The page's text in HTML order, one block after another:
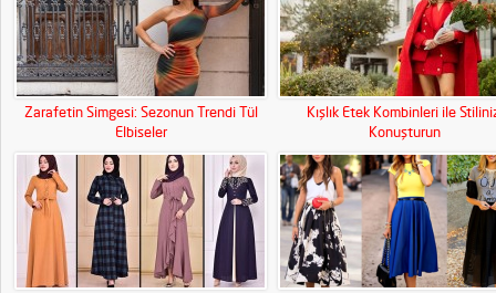
Zarafetin Simgesi: Sezonun Trendi Tül
Elbiseler
Kışlık Etek Kombinleri ile
Konuşturun